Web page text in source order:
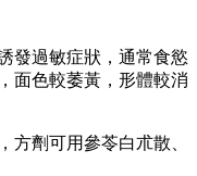
發過敏症狀，通常食慾
面色較萎黃，形體較消
方劑可用參苓白朮散、